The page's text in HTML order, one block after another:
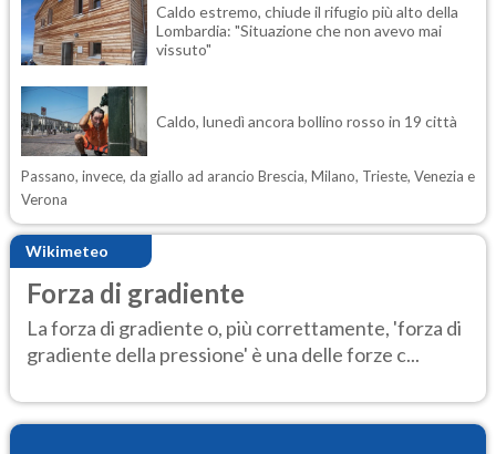
Caldo estremo, chiude il rifugio più alto della
Lombardia: "Situazione che non avevo mai
vissuto"
Caldo, lunedì ancora bollino rosso in 19 città
Passano, invece, da giallo ad arancio Brescia, Milano, Trieste, Venezia e
Verona
Wikimeteo
Forza di gradiente
La forza di gradiente o, più correttamente, 'forza di
gradiente della pressione' è una delle forze c...